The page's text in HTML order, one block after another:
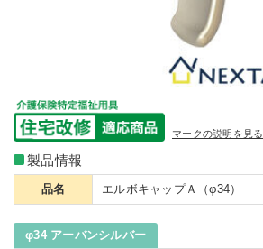
マークの説明を見る
製品情報
品名 エルボキャップＡ（φ34）
φ34 アーバンシルバー